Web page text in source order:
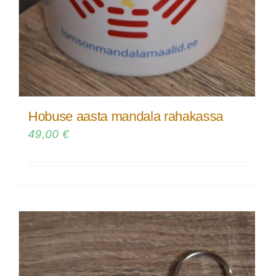
Hobuse aasta mandala rahakassa
49,00 €